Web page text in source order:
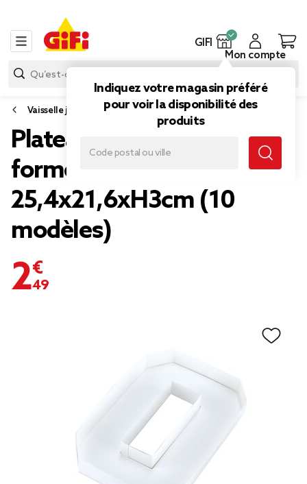
GIFI
Indiquez votre magasin préféré
pour voir la disponibilité des
produits
Mon compte
Vaisselle jetable et réutilisable
Plateau alimentaire carton
forme nombre
25,4x21,6xH3cm (10
modèles)
2,49 €